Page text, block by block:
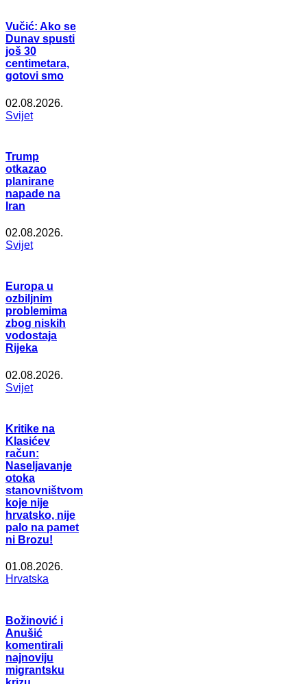
Vučić: Ako se
Dunav spusti
još 30
centimetara,
gotovi smo
02.08.2026.
Svijet
Trump
otkazao
planirane
napade na
Iran
02.08.2026.
Svijet
Europa u
ozbiljnim
problemima
zbog niskih
vodostaja
Rijeka
02.08.2026.
Svijet
Kritike na
Klasićev
račun:
Naseljavanje
otoka
stanovništvom
koje nije
hrvatsko, nije
palo na pamet
ni Brozu!
01.08.2026.
Hrvatska
Božinović i
Anušić
komentirali
najnoviju
migrantsku